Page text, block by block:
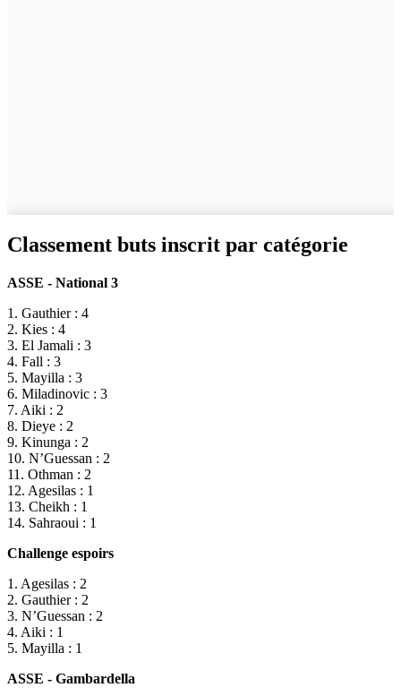
Classement buts inscrit par catégorie
ASSE - National 3
1. Gauthier : 4
2. Kies : 4
3. El Jamali : 3
4. Fall : 3
5. Mayilla : 3
6. Miladinovic : 3
7. Aiki : 2
8. Dieye : 2
9. Kinunga : 2
10. N’Guessan : 2
11. Othman : 2
12. Agesilas : 1
13. Cheikh : 1
14. Sahraoui : 1
Challenge espoirs
1. Agesilas : 2
2. Gauthier : 2
3. N’Guessan : 2
4. Aiki : 1
5. Mayilla : 1
ASSE - Gambardella